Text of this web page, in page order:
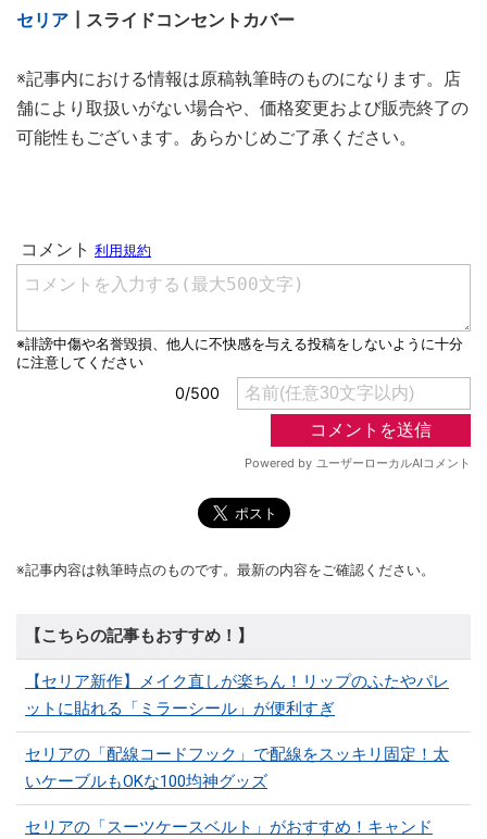
セリア ┃スライドコンセントカバー
※記事内における情報は原稿執筆時のものになります。店
舗により取扱いがない場合や、価格変更および販売終了の
可能性もございます。あらかじめご了承ください。
※記事内容は執筆時点のものです。最新の内容をご確認ください。
【こちらの記事もおすすめ！】
【セリア新作】メイク直しが楽ちん！リップのふたやパレ
ットに貼れる「ミラーシール」が便利すぎ
セリアの「配線コードフック」で配線をスッキリ固定！太
いケーブルもOKな100均神グッズ
セリアの「スーツケースベルト」がおすすめ！キャンド